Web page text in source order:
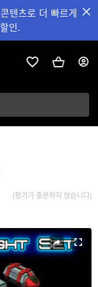
텐츠로 더 빠르게
인.
(평가가 충분하지 않습니다)